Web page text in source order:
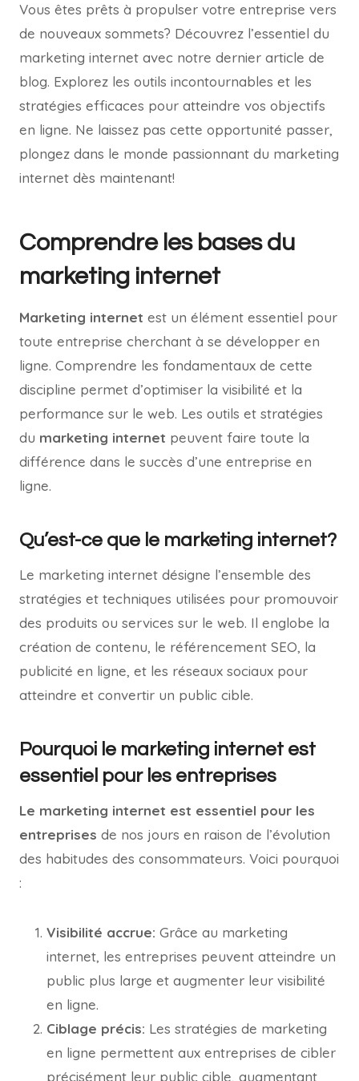
Vous êtes prêts à propulser votre entreprise vers
de nouveaux sommets? Découvrez l’essentiel du
marketing internet avec notre dernier article de
blog. Explorez les outils incontournables et les
stratégies efficaces pour atteindre vos objectifs
en ligne. Ne laissez pas cette opportunité passer,
plongez dans le monde passionnant du marketing
internet dès maintenant!
Comprendre les bases du
marketing internet
Marketing internet est un élément essentiel pour
toute entreprise cherchant à se développer en
ligne. Comprendre les fondamentaux de cette
discipline permet d’optimiser la visibilité et la
performance sur le web. Les outils et stratégies
du marketing internet peuvent faire toute la
différence dans le succès d’une entreprise en
ligne.
Qu’est-ce que le marketing internet?
Le marketing internet désigne l’ensemble des
stratégies et techniques utilisées pour promouvoir
des produits ou services sur le web. Il englobe la
création de contenu, le référencement SEO, la
publicité en ligne, et les réseaux sociaux pour
atteindre et convertir un public cible.
Pourquoi le marketing internet est
essentiel pour les entreprises
Le marketing internet est essentiel pour les
entreprises de nos jours en raison de l’évolution
des habitudes des consommateurs. Voici pourquoi
:
Visibilité accrue: Grâce au marketing
internet, les entreprises peuvent atteindre un
public plus large et augmenter leur visibilité
en ligne.
Ciblage précis: Les stratégies de marketing
en ligne permettent aux entreprises de cibler
précisément leur public cible, augmentant